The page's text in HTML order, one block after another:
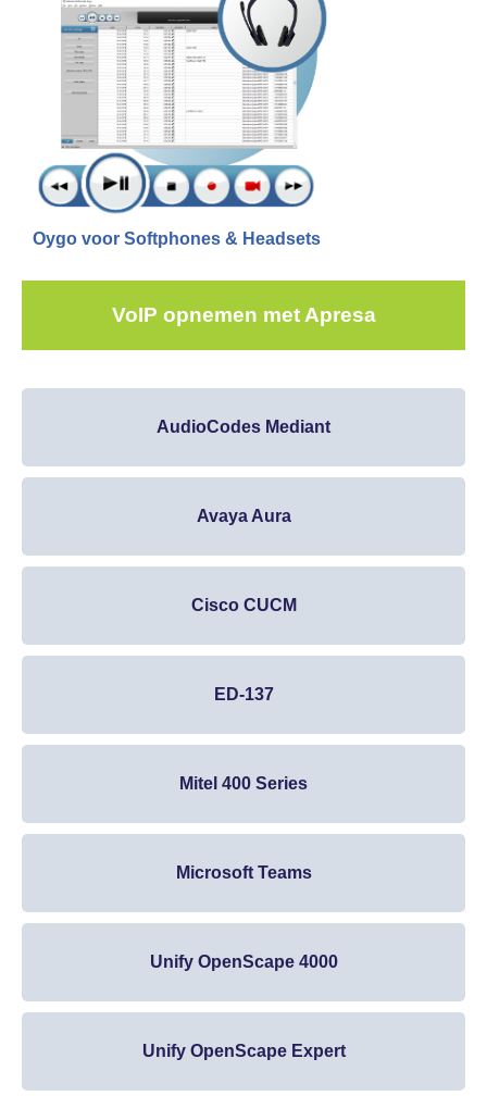
Oygo voor Softphones & Headsets
VoIP opnemen met Apresa
AudioCodes Mediant
Avaya Aura
Cisco CUCM
ED-137
Mitel 400 Series
Microsoft Teams
Unify OpenScape 4000
Unify OpenScape Expert